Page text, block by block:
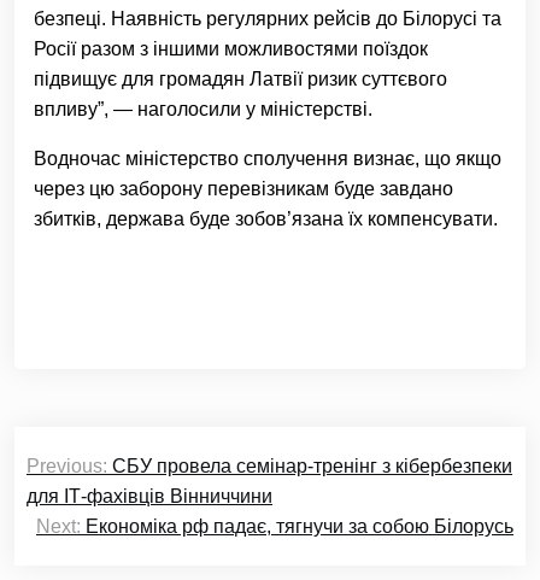
безпеці. Наявність регулярних рейсів до Білорусі та
Росії разом з іншими можливостями поїздок
підвищує для громадян Латвії ризик суттєвого
впливу”, — наголосили у міністерстві.
Водночас міністерство сполучення визнає, що якщо
через цю заборону перевізникам буде завдано
збитків, держава буде зобов’язана їх компенсувати.
записів
Previous: СБУ провела семінар-тренінг з кібербезпеки
для ІТ-фахівців Вінниччини
Next: Економіка рф падає, тягнучи за собою Білорусь